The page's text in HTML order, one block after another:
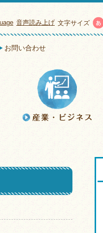
音声読み上げ 文字サイズ
お問い合わせ